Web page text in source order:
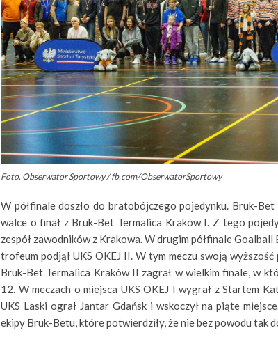
Foto. Obserwator Sportowy / fb.com/ObserwatorSportowy
W półfinale doszło do bratobójczego pojedynku. Bruk-
walce o finał z Bruk-Bet Termalica Kraków I. Z tego
zespół zawodników z Krakowa. W drugim półfinale
trofeum podjął UKS OKEJ II. W tym meczu swoją
Bruk-Bet Termalica Kraków II zagrał w wielkim finale, w
12. W meczach o miejsca UKS OKEJ I wygrał z Startem
UKS Laski ograł Jantar Gdańsk i wskoczył na piąte
ekipy Bruk-Betu, które potwierdziły, że nie bez powodu tak